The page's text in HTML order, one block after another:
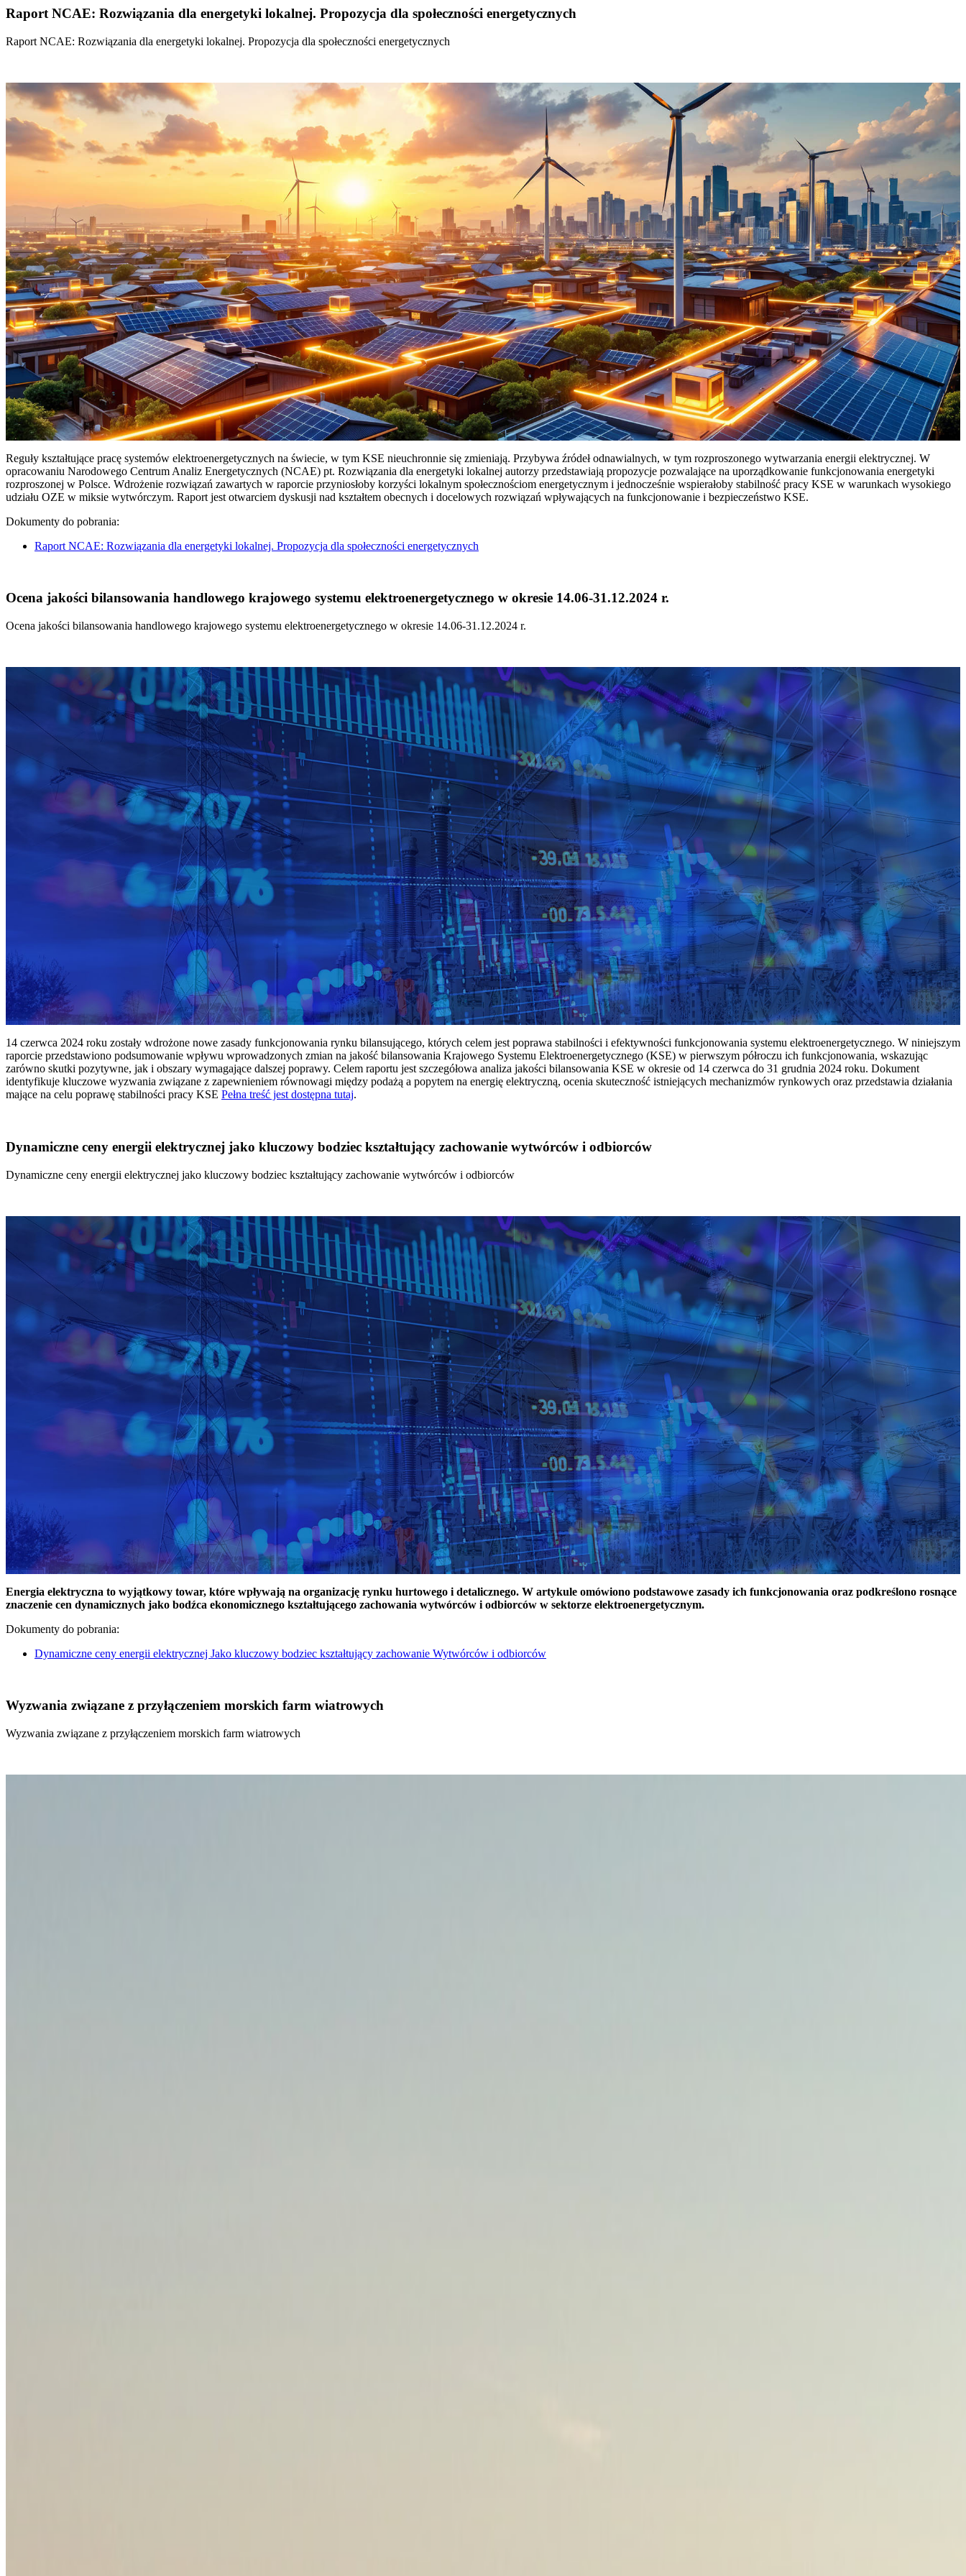
Raport NCAE: Rozwiązania dla energetyki lokalnej. Propozycja dla społeczności energetycznych
Raport NCAE: Rozwiązania dla energetyki lokalnej. Propozycja dla społeczności energetycznych
Reguły kształtujące pracę systemów elektroenergetycznych na świecie, w tym KSE nieuchronnie się zmieniają. Przybywa źródeł odnawialnych, w tym rozproszonego wytwarzania energii elektrycznej. W
opracowaniu Narodowego Centrum Analiz Energetycznych (NCAE) pt. Rozwiązania dla energetyki lokalnej autorzy przedstawiają propozycje pozwalające na uporządkowanie funkcjonowania energetyki
rozproszonej w Polsce. Wdrożenie rozwiązań zawartych w raporcie przyniosłoby korzyści lokalnym społecznościom energetycznym i jednocześnie wspierałoby stabilność pracy KSE w warunkach wysokiego
udziału OZE w miksie wytwórczym. Raport jest otwarciem dyskusji nad kształtem obecnych i docelowych rozwiązań wpływających na funkcjonowanie i bezpieczeństwo KSE.
Dokumenty do pobrania:
Raport NCAE: Rozwiązania dla energetyki lokalnej. Propozycja dla społeczności energetycznych
Ocena jakości bilansowania handlowego krajowego systemu elektroenergetycznego w okresie 14.06-31.12.2024 r.
Ocena jakości bilansowania handlowego krajowego systemu elektroenergetycznego w okresie 14.06-31.12.2024 r.
14 czerwca 2024 roku zostały wdrożone nowe zasady funkcjonowania rynku bilansującego, których celem jest poprawa stabilności i efektywności funkcjonowania systemu elektroenergetycznego. W niniejszym
raporcie przedstawiono podsumowanie wpływu wprowadzonych zmian na jakość bilansowania Krajowego Systemu Elektroenergetycznego (KSE) w pierwszym półroczu ich funkcjonowania, wskazując
zarówno skutki pozytywne, jak i obszary wymagające dalszej poprawy. Celem raportu jest szczegółowa analiza jakości bilansowania KSE w okresie od 14 czerwca do 31 grudnia 2024 roku. Dokument
identyfikuje kluczowe wyzwania związane z zapewnieniem równowagi między podażą a popytem na energię elektryczną, ocenia skuteczność istniejących mechanizmów rynkowych oraz przedstawia działania
mające na celu poprawę stabilności pracy KSE Pełna treść jest dostępna tutaj.
Dynamiczne ceny energii elektrycznej jako kluczowy bodziec kształtujący zachowanie wytwórców i odbiorców
Dynamiczne ceny energii elektrycznej jako kluczowy bodziec kształtujący zachowanie wytwórców i odbiorców
Energia elektryczna to wyjątkowy towar, które wpływają na organizację rynku hurtowego i detalicznego. W artykule omówiono podstawowe zasady ich funkcjonowania oraz podkreślono rosnące
znaczenie cen dynamicznych jako bodźca ekonomicznego kształtującego zachowania wytwórców i odbiorców w sektorze elektroenergetycznym.
Dokumenty do pobrania:
Dynamiczne ceny energii elektrycznej Jako kluczowy bodziec kształtujący zachowanie Wytwórców i odbiorców
Wyzwania związane z przyłączeniem morskich farm wiatrowych
Wyzwania związane z przyłączeniem morskich farm wiatrowych